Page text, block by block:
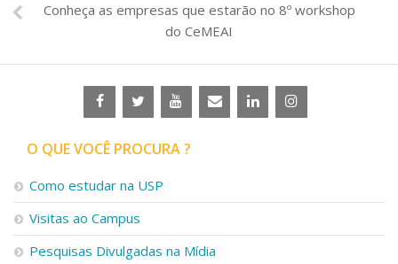
Conheça as empresas que estarão no 8º workshop
do CeMEAI
O QUE VOCÊ PROCURA ?
Como estudar na USP
Visitas ao Campus
Pesquisas Divulgadas na Mídia